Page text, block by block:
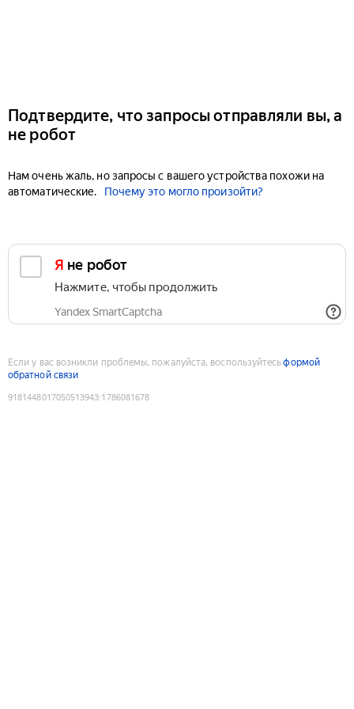
Подтвердите, что запросы отправляли вы, а
не робот
Нам очень жаль, но запросы с вашего устройства похожи на
автоматические.
Почему это могло произойти?
Я не робот
Нажмите, чтобы продолжить
Yandex SmartCaptcha
Если у вас возникли проблемы, пожалуйста, воспользуйтесьформой
обратной связи
9181448017050513943:1786081678